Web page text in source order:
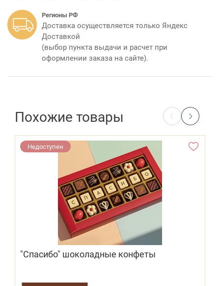
Регионы РФ
Доставка осуществляется только Яндекс
Доставкой
(выбор пункта выдачи и расчет при
оформлении заказа на сайте).
Похожие товары
Недоступен
"Спасибо" шоколадные конфеты